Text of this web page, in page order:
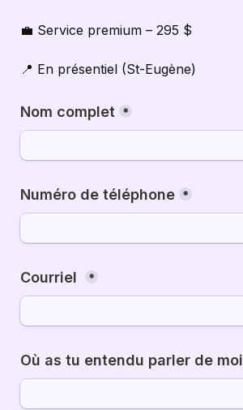
💼 Service premium – 295 $
📍 En présentiel (St-Eugène)
Nom complet *
Numéro de téléphone *
Courriel *
Où as tu entendu parler de moi